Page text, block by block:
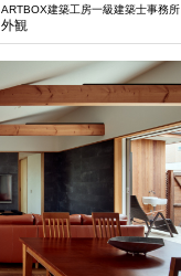
ARTBOX建築工房一級建築士事務所
外観